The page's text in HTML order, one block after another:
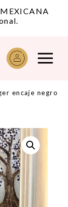
encaje negro